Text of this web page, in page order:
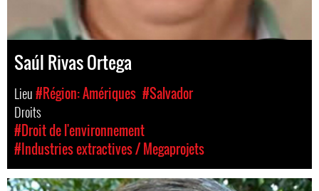
Saúl Rivas Ortega
Lieu#Région: Amériques #Salvador
Droits
#Droit de l'environnement
#Industries extractives / Megaprojets